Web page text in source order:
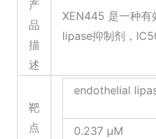
产
品
描
述
XEN445 是一种
lipase抑制剂，
靶
点
endothelial
0.237 μM